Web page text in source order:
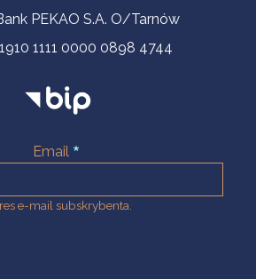
PEKAO S.A. O/Tarnów
1111 0000 0898 4744
Email
e-mail subskrybenta.